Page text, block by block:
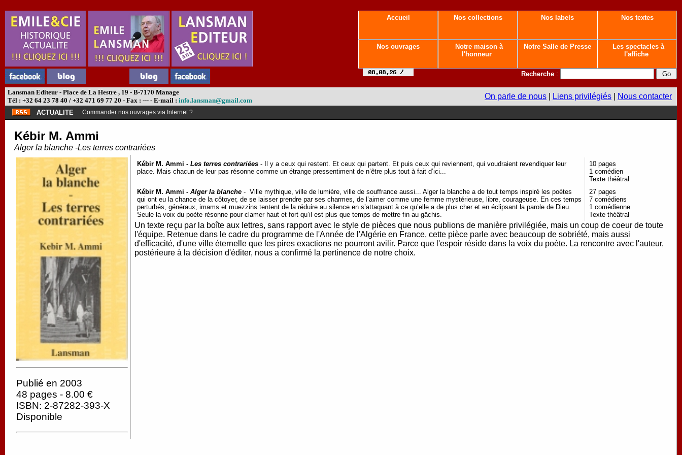
Accueil Nos collections Nos labels Nos textes
Nos ouvrages
Notre maison à
l'honneur
Notre Salle de Presse
Les spectacles à
l'affiche
Recherche :
Lansman Editeur - Place de La Hestre , 19 - B-7170 Manage
Tél : +32 64 23 78 40 / +32 471 69 77 20 - Fax : --- - E-mail : info.lansman@gmail.com On parle de nous Liens privilégiés Nous contacter
ACTUALITE Commander nos ouvrages via Internet ?
Kébir M. Ammi
Alger la blanche -Les terres contrariées
Publié en 2003
48 pages - 8.00 €
ISBN: 2-87282-393-X
Disponible
Kébir M. Ammi - Les terres contrariées - Il y a ceux qui restent. Et ceux qui partent. Et puis ceux qui reviennent, qui voudraient revendiquer leur
place. Mais chacun de leur pas résonne comme un étrange pressentiment de n’être plus tout à fait d’ici...
10 pages
1 comédien
Texte théâtral
Kébir M. Ammi - Alger la blanche - Ville mythique, ville de lumière, ville de souffrance aussi... Alger la blanche a de tout temps inspiré les poètes
qui ont eu la chance de la côtoyer, de se laisser prendre par ses charmes, de l’aimer comme une femme mystérieuse, libre, courageuse. En ces temps
perturbés, généraux, imams et muezzins tentent de la réduire au silence en s’attaquant à ce qu’elle a de plus cher et en éclipsant la parole de Dieu.
Seule la voix du poète résonne pour clamer haut et fort qu’il est plus que temps de mettre fin au gâchis.
27 pages
7 comédiens
1 comédienne
Texte théâtral
Un texte reçu par la boîte aux lettres, sans rapport avec le style de pièces que nous publions de manière privilégiée, mais un coup de coeur de toute
l'équipe. Retenue dans le cadre du programme de l'Année de l'Algérie en France, cette pièce parle avec beaucoup de sobriété, mais aussi
d'efficacité, d'une ville éternelle que les pires exactions ne pourront avilir. Parce que l'espoir réside dans la voix du poète. La rencontre avec l'auteur,
postérieure à la décision d'éditer, nous a confirmé la pertinence de notre choix.